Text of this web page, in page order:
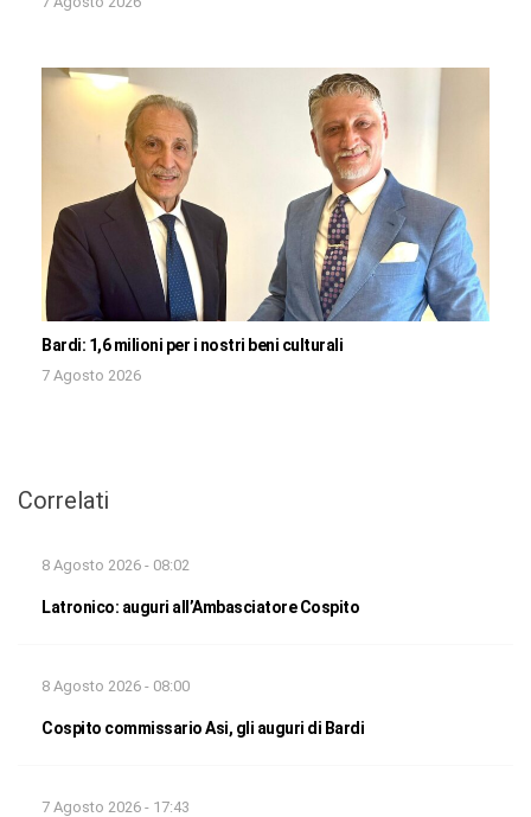
Bardi: 1,6 milioni per i nostri beni culturali
7 Agosto 2026
Correlati
8 Agosto 2026 - 08:02
Latronico: auguri all’Ambasciatore Cospito
8 Agosto 2026 - 08:00
Cospito commissario Asi, gli auguri di Bardi
7 Agosto 2026 - 17:43